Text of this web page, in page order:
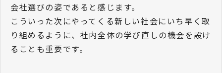
会社選びの姿であると感じます。
こういった次にやってくる新しい社会にいち早く取
り組めるように、社内全体の学び直しの機会を設け
ることも重要です。